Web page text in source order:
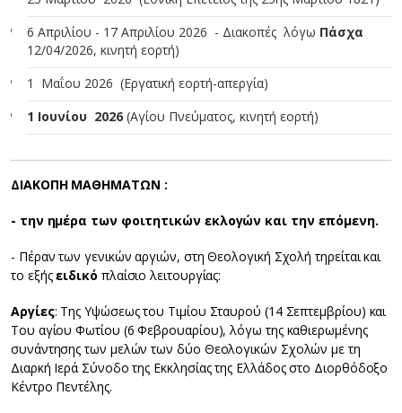
6 Απριλίου - 17 Απριλίου 2026 - Διακοπές λόγω Πάσχα
12/04/2026, κινητή εορτή)
1 Μαΐου 2026 (Εργατική εορτή-απεργία)
1 Ιουνίου 2026 (Αγίου Πνεύματος, κινητή εορτή)
ΔΙΑΚΟΠΗ ΜΑΘΗΜΑΤΩΝ :
- την ημέρα των φοιτητικών εκλογών και την επόμενη.
- Πέραν των γενικών αργιών, στη Θεολογική Σχολή τηρείται και
το εξήςειδικό πλαίσιο λειτουργίας:
Αργίες: Της Υψώσεως του Τιμίου Σταυρού (14 Σεπτεμβρίου) και
Του αγίου Φωτίου (6 Φεβρουαρίου), λόγω της καθιερωμένης
συνάντησης των μελών των δύο Θεολογικών Σχολών με τη
Διαρκή Ιερά Σύνοδο της Εκκλησίας της Ελλάδος στο Διορθόδοξο
Κέντρο Πεντέλης.